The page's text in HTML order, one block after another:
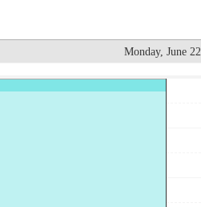
Monday, June 22